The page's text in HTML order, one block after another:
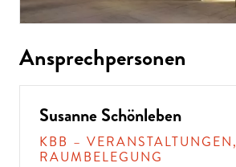
Ansprechpersonen
Susanne Schönleben
KBB – VERANSTALTUNGEN,
RAUMBELEGUNG